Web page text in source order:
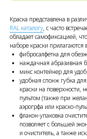
Краска представлена в
RAL каталогу, с часто
обладает самофиксацией,
наборе краски
фибросалфетка для
наждачная абразивная
микс контейнер для
удобная спонж губка
краски на поверхности,
пультом (также при
аэрогрфа или краско-
флакон-упаковка
позволяет с большей
и очиститель, а также